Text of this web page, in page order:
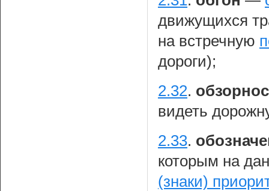
движущихся
на встречную
дороги);
2.32.
видеть
2.33.
которым на
(знаки)